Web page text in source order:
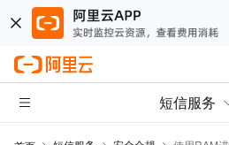
短信服务